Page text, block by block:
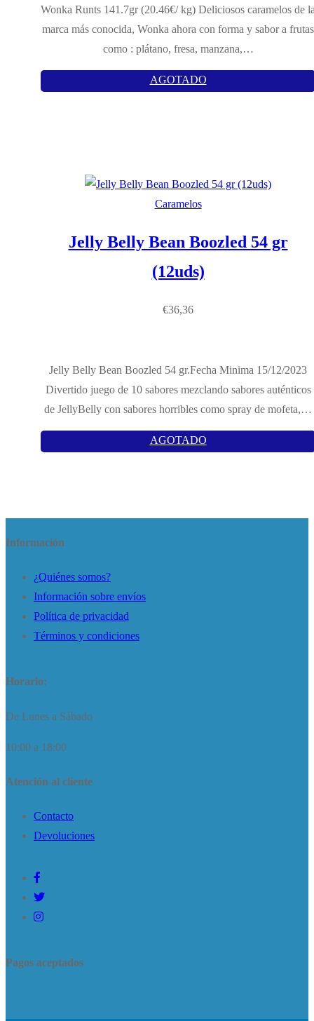
Wonka Runts 141.7gr (20.46€/ kg) Deliciosos caramelos de
marca más conocida, Wonka ahora con forma y sabor a frutas
como : plátano, fresa, manzana,…
AGOTADO
Caramelos
Jelly Belly Bean Boozled 54 gr
(12uds)
€36,36
Jelly Belly Bean Boozled 54 gr.Fecha Minima 15/12/2023
Divertido juego de 10 sabores mezclando sabores auténticos
de JellyBelly con sabores horribles como spray de mofeta,…
AGOTADO
Información
¿Quiénes somos?
Información sobre envíos
Política de privacidad
Términos y condiciones
Horario:
De Lunes a Sábado
10:00 a 18:00
Atención al cliente
Contacto
Devoluciones
Pagos aceptados